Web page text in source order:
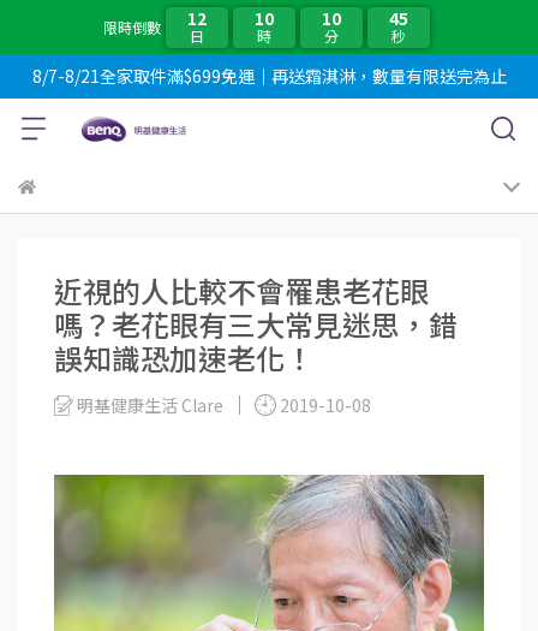
限時倒數 12
日
10
時
10
分
45
秒
8/7-8/21全家取件滿$699免運｜再送霜淇淋，數量有限送完為止
近視的人比較不會罹患老花眼
嗎？老花眼有三大常見迷思，錯
誤知識恐加速老化！
明基健康生活 Clare 2019-10-08